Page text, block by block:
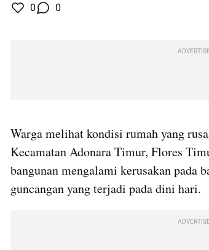
0 0
Warga melihat kondisi rumah yang
Kecamatan Adonara Timur, Flores
bangunan mengalami kerusakan pada
guncangan yang terjadi pada dini hari.